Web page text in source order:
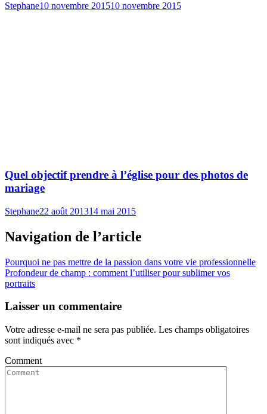
Stephane10 novembre 201510 novembre 2015
Quel objectif prendre à l’église pour des photos de
mariage
Stephane22 août 201314 mai 2015
Navigation de l’article
Pourquoi ne pas mettre de la passion dans votre vie professionnelle
Profondeur de champ : comment l’utiliser pour sublimer vos
portraits
Laisser un commentaire
Votre adresse e-mail ne sera pas publiée. Les champs obligatoires
sont indiqués avec *
Comment